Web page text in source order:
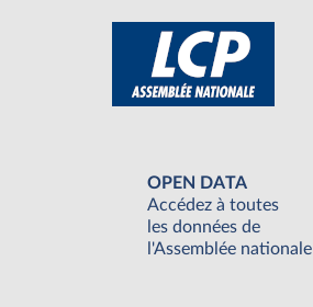
OPEN DATA
Accédez à toutes
les données de
l'Assemblée nationale